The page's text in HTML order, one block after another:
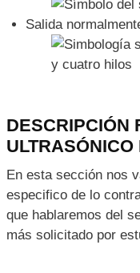
Salida
DESCRIPCIÓN
ULTRASÓNICO
En esta sección nos
especifico de lo
que hablaremos del
más solicitado por